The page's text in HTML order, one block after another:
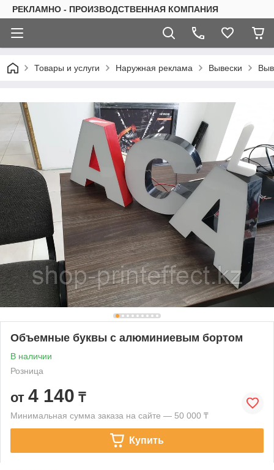
РЕКЛАМНО - ПРОИЗВОДСТВЕННАЯ КОМПАНИЯ
Товары и услуги Наружная реклама Вывески
Объемные буквы с алюминиевым бортом
В наличии
Розница
от 4 140 ₸
Минимальная сумма заказа на сайте — 50 000 ₸
Купить